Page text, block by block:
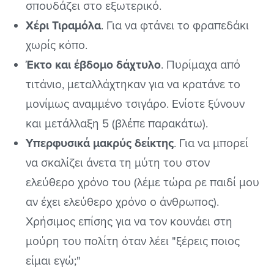
σπουδάζει στο εξωτερικό.
Χέρι Τιραμόλα. Για να φτάνει το φραπεδάκι
χωρίς κόπο.
Έκτο και έβδομο δάχτυλο. Πυρίμαχα από
τιτάνιο, μεταλλάχτηκαν για να κρατάνε το
μονίμως αναμμένο τσιγάρο. Ενίοτε ξύνουν
και μετάλλαξη 5 (βλέπε παρακάτω).
Υπερφυσικά μακρύς δείκτης. Για να μπορεί
να σκαλίζει άνετα τη μύτη του στον
ελεύθερο χρόνο του (λέμε τώρα ρε παιδί μου
αν έχει ελεύθερο χρόνο ο άνθρωπος).
Χρήσιμος επίσης για να τον κουνάει στη
μούρη του πολίτη όταν λέει "ξέρεις ποιος
είμαι εγώ;"